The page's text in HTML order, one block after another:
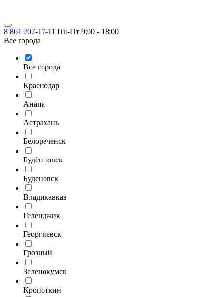
8 861 207-17-11 Пн-Пт 9:00 - 18:00
Все города
Все города
Краснодар
Анапа
Астрахань
Белореченск
Будённовск
Буденовск
Владикавказ
Геленджик
Георгиевск
Грозный
Зеленокумск
Кропоткин